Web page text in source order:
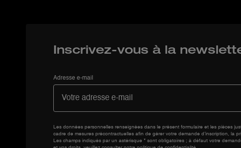
Inscrivez-vous à la
Adresse e-mail
Les données personnelles renseignées dans le présent formulaire et les pièces
cadre de mesures précontractuelles afin de gérer votre demande d’inscription, la
Les champs indiqués par un astérisque * sont obligatoires ; à défaut votre